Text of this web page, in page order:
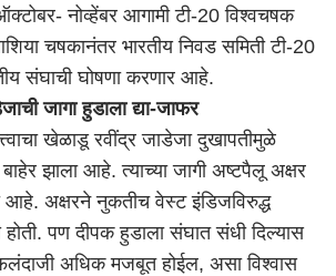
नोव्हेंबर आगामी टी-20 विश्वचषक
चषकानंतर भारतीय निवड समिती टी-20
संघाची घोषणा करणार आहे.
जागा हुडाला द्या-जाफर
खेळाडू रवींद्र जाडेजा दुखापतीमुळे
झाला आहे. त्याच्या जागी अष्टपैलू अक्षर
आहे. अक्षरने नुकतीच वेस्ट इंडिजविरुद्ध
होती. पण दीपक हुडाला संघात संधी दिल्यास
फलंदाजी अधिक मजबूत होईल, असा विश्वास